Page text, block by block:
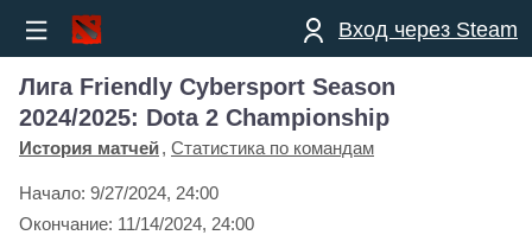
Вход через Steam
Лига Friendly Cybersport Season
2024/2025: Dota 2 Championship
История матчей Статистика по командам
Начало: 9/27/2024, 24:00
Окончание: 11/14/2024, 24:00